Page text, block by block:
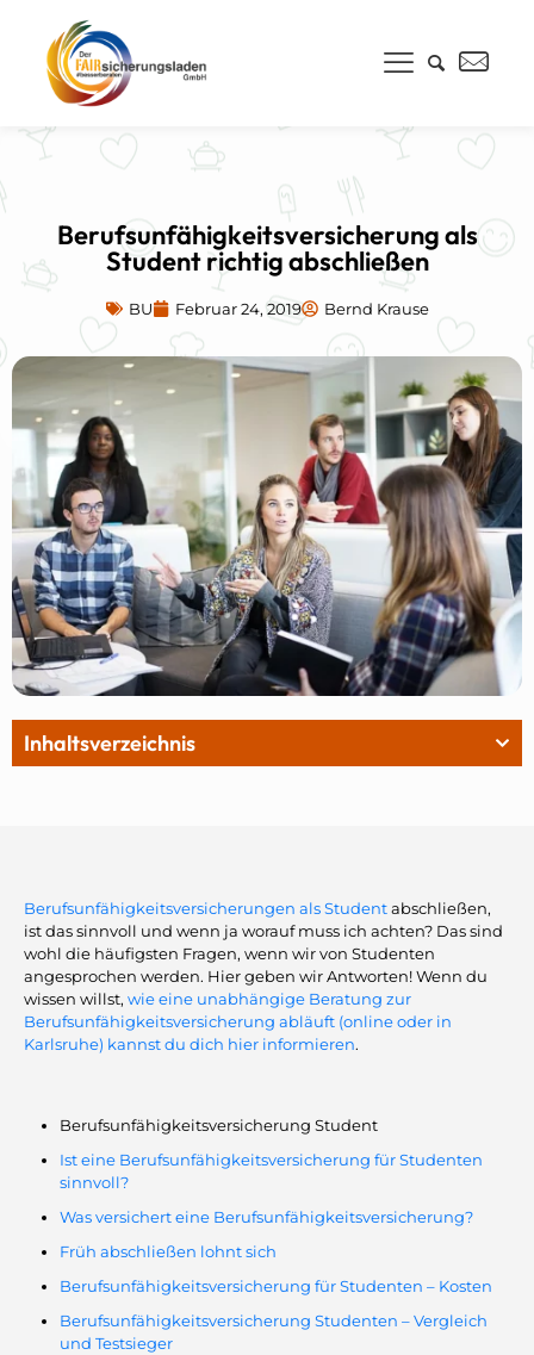
Berufsunfähigkeitsversicherung als
Student richtig abschließen
BU Februar 24, 2019 Bernd Krause
Inhaltsverzeichnis
Berufsunfähigkeitsversicherungen als Studentabschließen,
ist das sinnvoll und wenn ja worauf muss ich achten? Das sind
wohl die häufigsten Fragen, wenn wir von Studenten
angesprochen werden. Hier geben wir Antworten! Wenn du
wissen willst, wie eine unabhängige Beratung zur
Berufsunfähigkeitsversicherung abläuft (online oder in
Karlsruhe) kannst du dich hier informieren.
Berufsunfähigkeitsversicherung Student
Ist eine Berufsunfähigkeitsversicherung für Studenten
sinnvoll?
Was versichert eine Berufsunfähigkeitsversicherung?
Früh abschließen lohnt sich
Berufsunfähigkeitsversicherung für Studenten – Kosten
Berufsunfähigkeitsversicherung Studenten – Vergleich
und Testsieger